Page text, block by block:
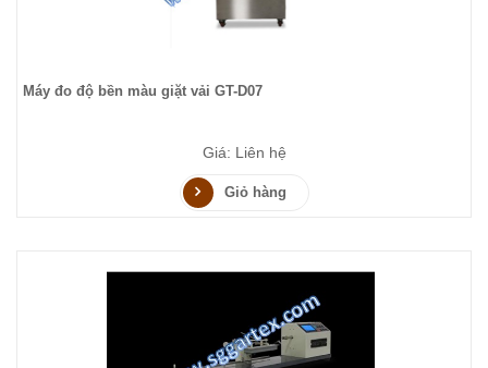
Máy đo độ bền màu giặt vải GT-D07
Giá: Liên hệ
Giỏ hàng